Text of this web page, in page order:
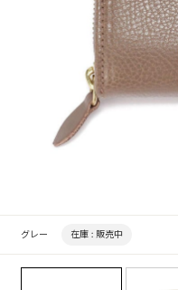
グレー 在庫 : 販売中